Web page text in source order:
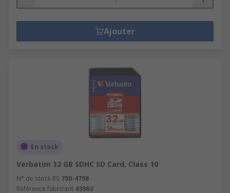
Ajouter
En stock
Verbatim 32 GB SDHC SD Card, Class 10
N° de stock RS 750-4798
Référence fabricant 43963